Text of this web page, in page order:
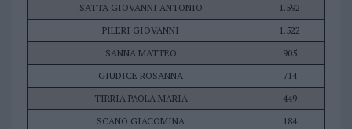
SATTA GIOVANNI ANTONIO
1.592
PILERI GIOVANNI
1.522
SANNA MATTEO
905
GIUDICE ROSANNA
714
TIRRIA PAOLA MARIA
449
SCANO GIACOMINA
184